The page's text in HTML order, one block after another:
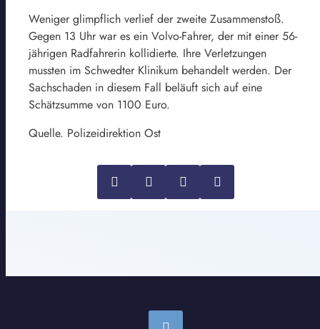
Weniger glimpflich verlief der zweite Zusammenstoß.
Gegen 13 Uhr war es ein Volvo-Fahrer, der mit einer 56-
jährigen Radfahrerin kollidierte. Ihre Verletzungen
mussten im Schwedter Klinikum behandelt werden. Der
Sachschaden in diesem Fall beläuft sich auf eine
Schätzsumme von 1100 Euro.
Quelle. Polizeidirektion Ost